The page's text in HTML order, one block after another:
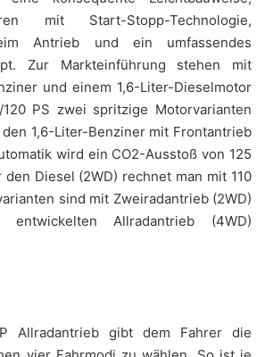
mit Start-Stopp-Technologie,
Antrieb und ein umfassendes
Zur Markteinführung stehen mit
und einem 1,6-Liter-Dieselmotor
PS zwei spritzige Motorvarianten
1,6-Liter-Benziner mit Frontantrieb
wird ein CO2-Ausstoß von 125
Diesel (2WD) rechnet man mit 110
sind mit Zweiradantrieb (2WD)
Allradantrieb (4WD)
Allradantrieb gibt dem Fahrer die